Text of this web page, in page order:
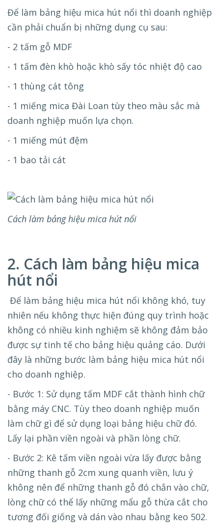
Để làm bảng hiệu mica hút nổi thì doanh nghiệp
cần phải chuẩn bị những dụng cụ sau:
- 2 tấm gỗ MDF
- 1 tấm đèn khò hoặc khò sấy tóc nhiệt độ cao
- 1 thùng cát tông
- 1 miếng mica Đài Loan tùy theo màu sắc mà
doanh nghiệp muốn lựa chọn.
- 1 miếng mút đệm
- 1 bao tải cát
Cách làm bảng hiệu mica hút nổi
2. Cách làm bảng hiệu mica
hút nổi
Để làm bảng hiệu mica hút nổi không khó, tuy
nhiên nếu không thực hiện đúng quy trình hoặc
không có nhiều kinh nghiệm sẽ không đảm bảo
được sự tinh tế cho bảng hiệu quảng cáo. Dưới
đây là những bước làm bảng hiệu mica hút nổi
cho doanh nghiệp.
- Bước 1: Sử dụng tấm MDF cắt thành hình chữ
bằng máy CNC. Tùy theo doanh nghiệp muốn
làm chữ gì để sử dụng loại bảng hiệu chữ đó.
Lấy lại phần viền ngoài và phần lòng chữ.
- Bước 2: Kê tấm viền ngoài vừa lấy được bằng
những thanh gỗ 2cm xung quanh viền, lưu ý
không nên để những thanh gỗ đó chắn vào chữ,
lòng chữ có thể lấy những mẩu gỗ thừa cắt cho
tương đối giống và dán vào nhau bằng keo 502.